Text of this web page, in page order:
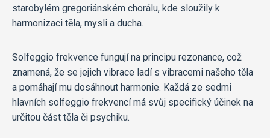
starobylém gregoriánském chorálu, kde sloužily k
harmonizaci těla, mysli a ducha.
Solfeggio frekvence fungují na principu rezonance, což
znamená, že se jejich vibrace ladí s vibracemi našeho těla
a pomáhají mu dosáhnout harmonie. Každá ze sedmi
hlavních solfeggio frekvencí má svůj specifický účinek na
určitou část těla či psychiku.